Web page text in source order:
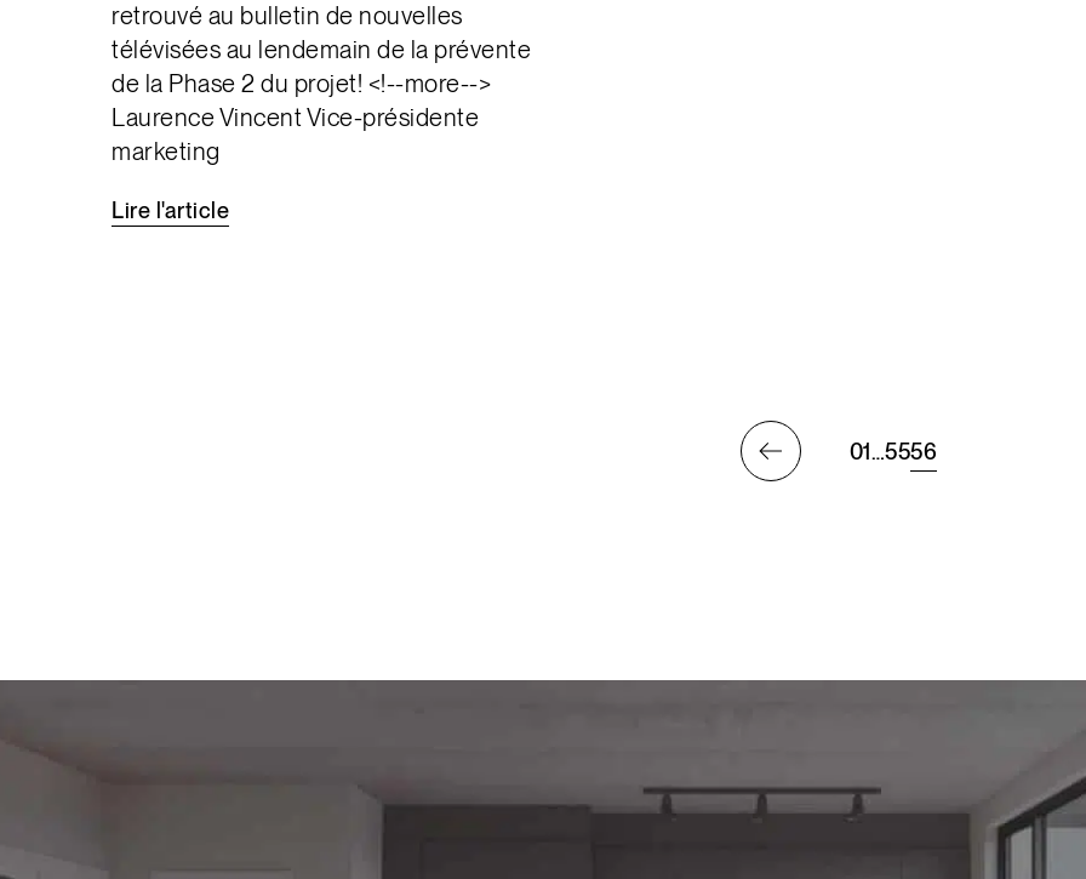
retrouvé au bulletin de nouvelles
télévisées au lendemain de la prévente
de la Phase 2 du projet! <!--more-->
Laurence Vincent Vice-présidente
marketing
Lire l'article
01…5556